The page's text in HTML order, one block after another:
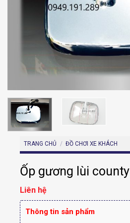
TRANG CHỦ / ĐỒ CHƠI XE KHÁCH
Ốp gương lùi county
Liên hệ
Thông tin sản phẩm